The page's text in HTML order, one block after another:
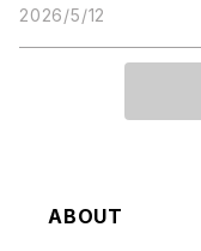
2026/5/12
ABOUT